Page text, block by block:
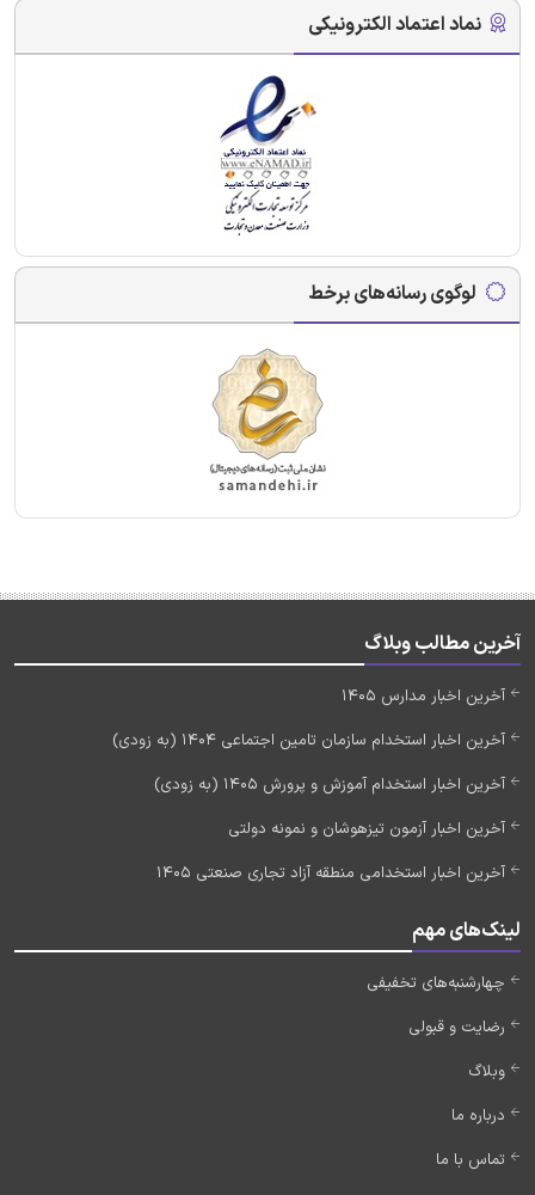
نماد اعتماد الکترونیکی
لوگوی رسانه‌های برخط
آخرین مطالب وبلاگ
آخرین اخبار مدارس 1405
آخرین اخبار استخدام سازمان تامین اجتماعی 1404 (به زودی)
آخرین اخبار استخدام آموزش و پرورش 1405 (به زودی)
آخرین اخبار آزمون تیزهوشان و نمونه دولتی
آخرین اخبار استخدامی منطقه آزاد تجاری صنعتی 1405
لینک‌های مهم
چهارشنبه‌های تخفیفی
رضایت و قبولی
وبلاگ
درباره ما
تماس با ما